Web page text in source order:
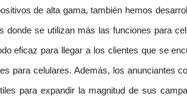
de alta gama, también hemos
donde se utilizan más las funciones para
eficaz para llegar a los clientes que se
para celulares. Además, los anunciantes
para expandir la magnitud de sus